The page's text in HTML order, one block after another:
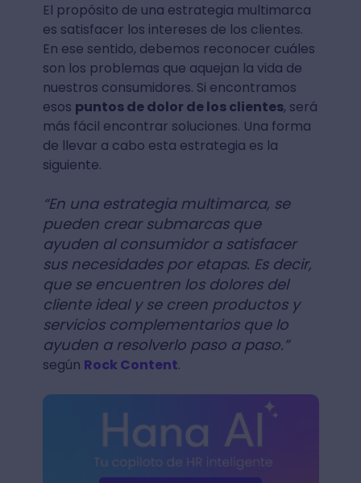
El propósito de una estrategia multimarca
es satisfacer los intereses de los clientes.
En ese sentido, debemos reconocer cuáles
son los problemas que aquejan la vida de
nuestros consumidores. Si encontramos
esos puntos de dolor de los clientes, será
más fácil encontrar soluciones. Una forma
de llevar a cabo esta estrategia es la
siguiente.
“En una estrategia multimarca, se
pueden crear submarcas que
ayuden al consumidor a satisfacer
sus necesidades por etapas. Es decir,
que se encuentren los dolores del
cliente ideal y se creen productos y
servicios complementarios que lo
ayuden a resolverlo paso a paso.”
según Rock Content.